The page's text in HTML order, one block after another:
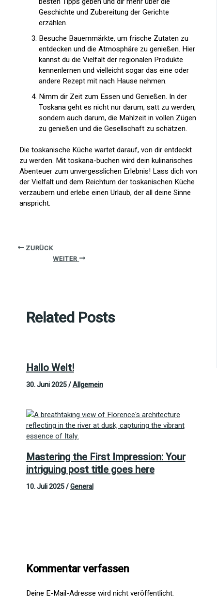
Geschichte und Zubereitung der Gerichte
erzählen.
Besuche Bauernmärkte, um frische Zutaten zu
entdecken und die Atmosphäre zu genießen. Hier
kannst du die Vielfalt der regionalen Produkte
kennenlernen und vielleicht sogar das eine oder
andere Rezept mit nach Hause nehmen.
Nimm dir Zeit zum Essen und Genießen. In der
Toskana geht es nicht nur darum, satt zu werden,
sondern auch darum, die Mahlzeit in vollen Zügen
zu genießen und die Gesellschaft zu schätzen.
Die toskanische Küche wartet darauf, von dir entdeckt
zu werden. Mit toskana-buchen wird dein kulinarisches
Abenteuer zum unvergesslichen Erlebnis! Lass dich von
der Vielfalt und dem Reichtum der toskanischen Küche
verzaubern und erlebe einen Urlaub, der all deine Sinne
anspricht.
ZURÜCK
WEITER
Related Posts
Hallo Welt!
30. Juni 2025/Allgemein
Mastering the First Impression: Your
intriguing post title goes here
10. Juli 2025/General
Kommentar verfassen
Deine E-Mail-Adresse wird nicht veröffentlicht.